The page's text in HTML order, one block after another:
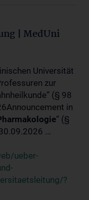
| MedUni
Universität
zur
(§ 98
in
” (§
...
ueber-
?